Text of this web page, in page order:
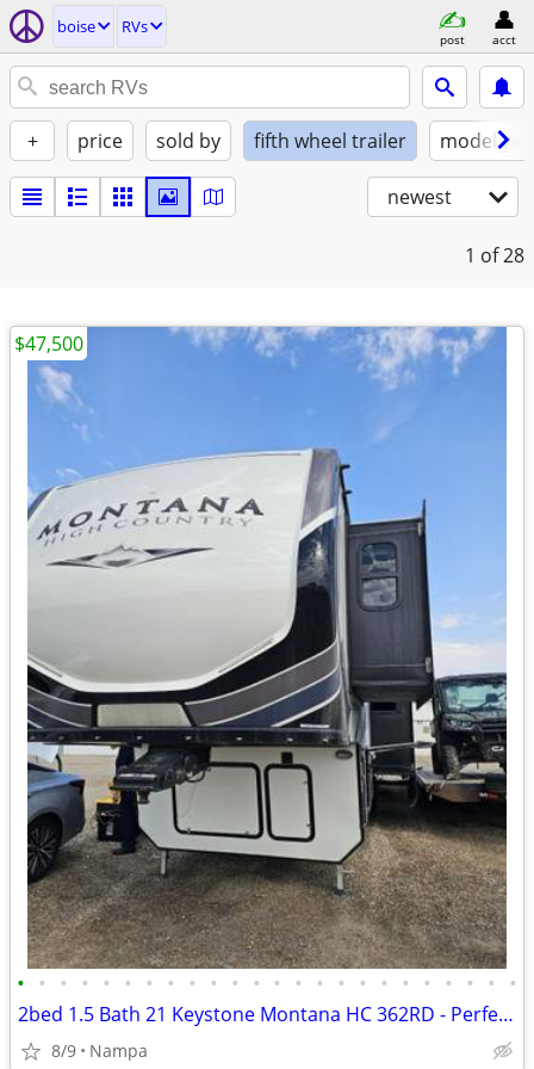
boise RVs
post acct
+ price sold by fifth wheel trailer model
newest
1 of 28
• • • • • • • • • • • • • • • • • • • • • • • •
2bed 1.5 Bath 21 Keystone Montana HC 362RD - Perfect for FTL
8/9 Nampa
$47,500